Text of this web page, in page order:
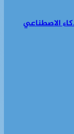
الاصطناعي